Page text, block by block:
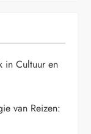
in Cultuur en
van Reizen: